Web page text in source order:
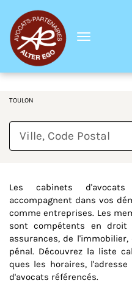
Menu
France
Provence-Alpes-Côte d'Azur
TOULON
Requête
Les cabinets
accompagnent dans vos
comme entreprises. Les
sont compétents en
assurances, de
pénal. Découvrez la liste
ques les horaires,
d'avocats référencés.